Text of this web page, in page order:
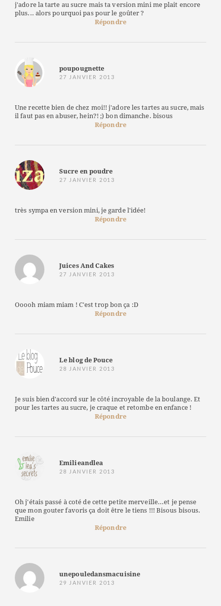
j'adore la tarte au sucre mais ta version mini me plait encore
plus... alors pourquoi pas pour le goûter ?
Répondre
poupougnette
27 JANVIER 2013
Une recette bien de chez moi!! j'adore les tartes au sucre, mais
il faut pas en abuser, hein?! ;) bon dimanche. bisous
Répondre
Sucre en poudre
27 JANVIER 2013
très sympa en version mini, je garde l'idée!
Répondre
Juices And Cakes
27 JANVIER 2013
Ooooh miam miam ! C'est trop bon ça :D
Répondre
Le blog de Pouce
28 JANVIER 2013
Je suis bien d'accord sur le côté incroyable de la boulange. Et
pour les tartes au sucre, je craque et retombe en enfance !
Répondre
Emilieandlea
28 JANVIER 2013
Oh j'étais passé à coté de cette petite merveille...et je pense
que mon gouter favoris ça doit être le tiens !!! Bisous bisous.
Emilie
Répondre
unepouledansmacuisine
29 JANVIER 2013